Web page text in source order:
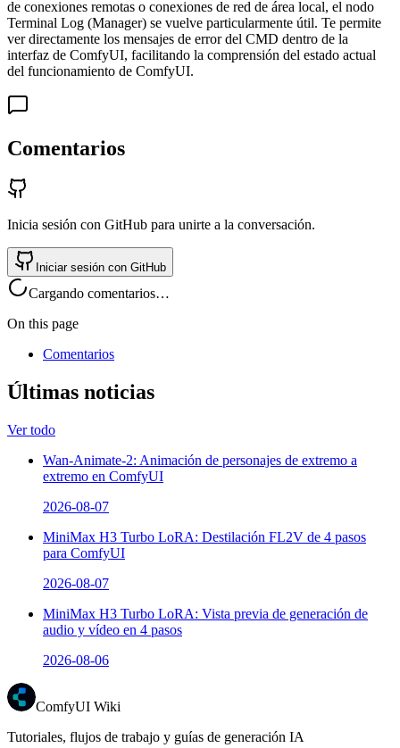
de conexiones remotas o conexiones de red de área local, el nodo
Terminal Log (Manager) se vuelve particularmente útil. Te permite
ver directamente los mensajes de error del CMD dentro de la
interfaz de ComfyUI, facilitando la comprensión del estado actual
del funcionamiento de ComfyUI.
Comentarios
Inicia sesión con GitHub para unirte a la conversación.
Iniciar sesión con GitHub
Cargando comentarios…
On this page
Comentarios
Últimas noticias
Ver todo
Wan-Animate-2: Animación de personajes de extremo a
extremo en ComfyUI
2026-08-07
MiniMax H3 Turbo LoRA: Destilación FL2V de 4 pasos
para ComfyUI
2026-08-07
MiniMax H3 Turbo LoRA: Vista previa de generación de
audio y vídeo en 4 pasos
2026-08-06
ComfyUI Wiki
Tutoriales, flujos de trabajo y guías de generación IA